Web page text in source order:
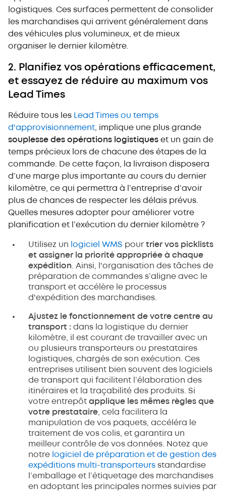
logistiques. Ces surfaces permettent de consolider
les marchandises qui arrivent généralement dans
des véhicules plus volumineux, et de mieux
organiser le dernier kilomètre.
2. Planifiez vos opérations efficacement,
et essayez de réduire au maximum vos
Lead Times
Réduire tous les
Lead Times ou temps
d'approvisionnement , implique une plus grande
souplesse des opérations logistiques et un gain de
temps précieux lors de chacune des étapes de la
commande. De cette façon, la livraison disposera
d’une marge plus importante au cours du dernier
kilomètre, ce qui permettra à l’entreprise d’avoir
plus de chances de respecter les délais prévus.
Quelles mesures adopter pour améliorer votre
planification et l’exécution du dernier kilomètre ?
Utilisez un logiciel WMS pour trier vos picklists
et assigner la priorité appropriée à chaque
expédition . Ainsi, l'organisation des tâches de
préparation de commandes s’aligne avec le
transport et accélère le processus
d'expédition des marchandises.
Ajustez le fonctionnement de votre centre au
transport : dans la logistique du dernier
kilomètre, il est courant de travailler avec un
ou plusieurs transporteurs ou prestataires
logistiques, chargés de son exécution. Ces
entreprises utilisent bien souvent des logiciels
de transport qui facilitent l’élaboration des
itinéraires et la traçabilité des produits. Si
votre entrepôt applique les mêmes règles que
votre prestataire , cela facilitera la
manipulation de vos paquets, accéléra le
traitement de vos colis, et garantira un
meilleur contrôle de vos données. Notez que
notre logiciel de préparation et de gestion des
expéditions multi-transporteurs standardise
l’emballage et l’étiquetage des marchandises
en adoptant les principales normes suivies par